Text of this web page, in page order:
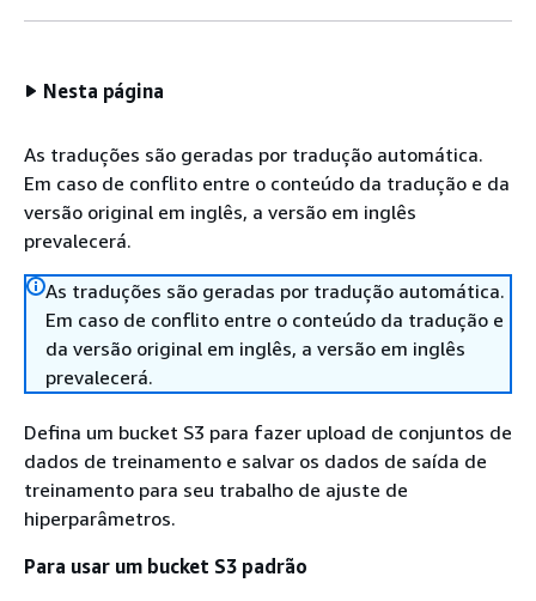
Nesta página
As traduções são geradas por tradução automática.
Em caso de conflito entre o conteúdo da tradução e da
versão original em inglês, a versão em inglês
prevalecerá.
As traduções são geradas por tradução automática.
Em caso de conflito entre o conteúdo da tradução e
da versão original em inglês, a versão em inglês
prevalecerá.
Defina um bucket S3 para fazer upload de conjuntos de
dados de treinamento e salvar os dados de saída de
treinamento para seu trabalho de ajuste de
hiperparâmetros.
Para usar um bucket S3 padrão